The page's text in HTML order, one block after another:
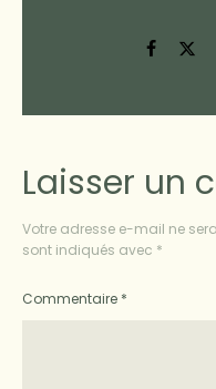
Laisser un
Votre adresse e-mail ne
sont indiqués avec *
Commentaire *